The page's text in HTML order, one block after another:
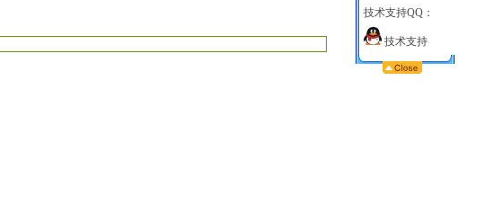
技术支持QQ：
技术支持